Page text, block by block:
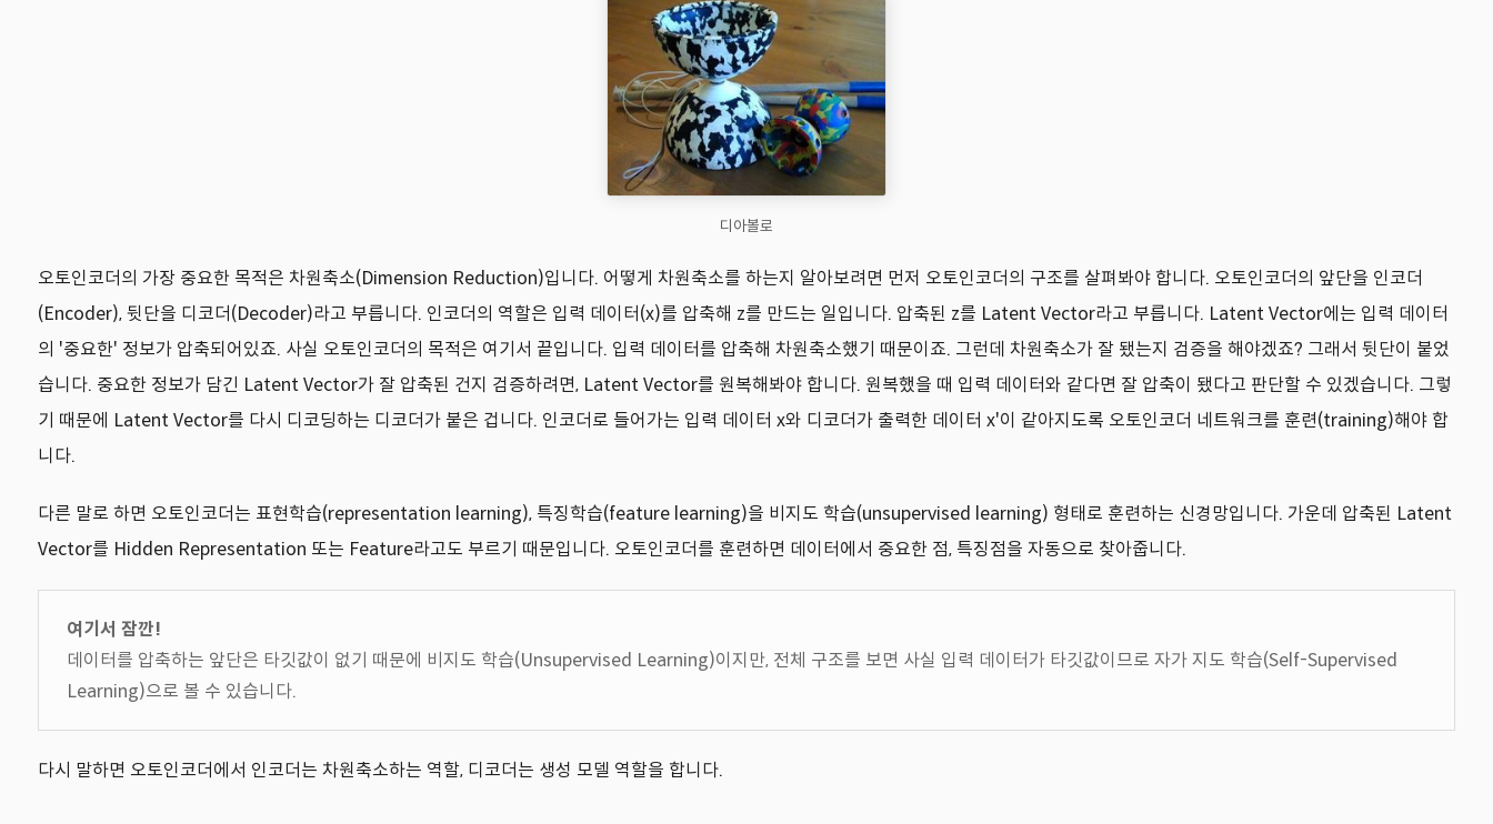
디아볼로
오토인코더의 가장 중요한 목적은 차원축소(Dimension Reduction)입니다. 어떻게 차원축소를 하는지 알아보려면 먼저 오토인코더의 구조를 살펴봐야 합니다. 오토인코더의 앞단을 인코더
(Encoder), 뒷단을 디코더(Decoder)라고 부릅니다. 인코더의 역할은 입력 데이터(x)를 압축해 z를 만드는 일입니다. 압축된 z를 Latent Vector라고 부릅니다. Latent Vector에는 입력 데이터
의 '중요한' 정보가 압축되어있죠. 사실 오토인코더의 목적은 여기서 끝입니다. 입력 데이터를 압축해 차원축소했기 때문이죠. 그런데 차원축소가 잘 됐는지 검증을 해야겠죠? 그래서 뒷단이 붙었
습니다. 중요한 정보가 담긴 Latent Vector가 잘 압축된 건지 검증하려면, Latent Vector를 원복해봐야 합니다. 원복했을 때 입력 데이터와 같다면 잘 압축이 됐다고 판단할 수 있겠습니다. 그렇
기 때문에 Latent Vector를 다시 디코딩하는 디코더가 붙은 겁니다. 인코더로 들어가는 입력 데이터 x와 디코더가 출력한 데이터 x'이 같아지도록 오토인코더 네트워크를 훈련(training)해야 합
니다.
다른 말로 하면 오토인코더는 표현학습(representation learning), 특징학습(feature learning)을 비지도 학습(unsupervised learning) 형태로 훈련하는 신경망입니다. 가운데 압축된 Latent
Vector를 Hidden Representation 또는 Feature라고도 부르기 때문입니다. 오토인코더를 훈련하면 데이터에서 중요한 점, 특징점을 자동으로 찾아줍니다.
여기서 잠깐!
데이터를 압축하는 앞단은 타깃값이 없기 때문에 비지도 학습(Unsupervised Learning)이지만, 전체 구조를 보면 사실 입력 데이터가 타깃값이므로 자가 지도 학습(Self-Supervised
Learning)으로 볼 수 있습니다.
다시 말하면 오토인코더에서 인코더는 차원축소하는 역할, 디코더는 생성 모델 역할을 합니다.